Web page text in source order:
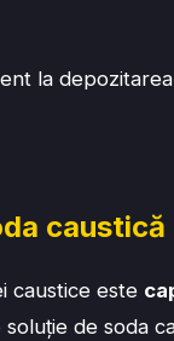
la
caustice este
de soda